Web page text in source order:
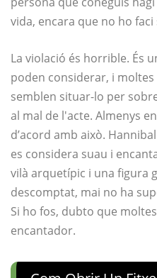
vida, encara que no ho faci
La violació és horrible. És
poden considerar, i
semblen situar-lo per
al mal de l'acte. Almenys
d’acord amb això.
es considera suau i
vilà arquetípic i una figura
descomptat, mai no ha
Si ho fos, dubto que
encantador.